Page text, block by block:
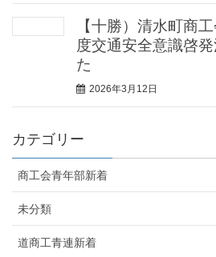
【十勝）清水町商
度交通安全意識啓
た
2026年3月12日
カテゴリー
商工会青年部新着
未分類
道商工青連新着